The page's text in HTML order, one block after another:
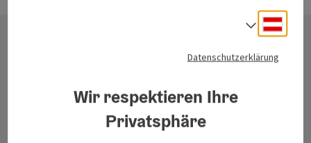
Tourismusverband Quellenviertel
Datenschutzerklärung
Wir respektieren Ihre
Privatsphäre